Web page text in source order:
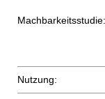
Machbarkeitsstudie:
Nutzung: